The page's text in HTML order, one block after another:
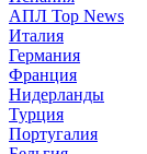
АПЛ Top News
Италия
Германия
Франция
Нидерланды
Турция
Португалия